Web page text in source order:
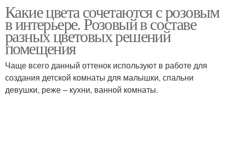
Какие цвета сочетаются с розовым
в интерьере. Розовый в составе
разных цветовых решений
помещения
Чаще всего данный оттенок используют в работе для
создания детской комнаты для малышки, спальни
девушки, реже – кухни, ванной комнаты.